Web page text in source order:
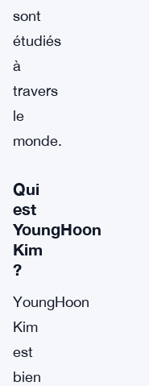
sont
étudiés
à
travers
le
monde.
Qui
est
YoungHoon
Kim
?
YoungHoon
Kim
est
bien